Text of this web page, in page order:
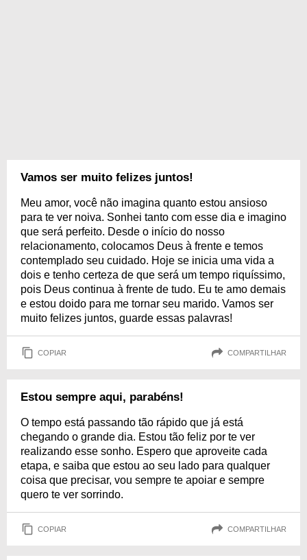
Vamos ser muito felizes juntos!
Meu amor, você não imagina quanto estou ansioso
para te ver noiva. Sonhei tanto com esse dia e imagino
que será perfeito. Desde o início do nosso
relacionamento, colocamos Deus à frente e temos
contemplado seu cuidado. Hoje se inicia uma vida a
dois e tenho certeza de que será um tempo riquíssimo,
pois Deus continua à frente de tudo. Eu te amo demais
e estou doido para me tornar seu marido. Vamos ser
muito felizes juntos, guarde essas palavras!
COPIAR COMPARTILHAR
Estou sempre aqui, parabéns!
O tempo está passando tão rápido que já está
chegando o grande dia. Estou tão feliz por te ver
realizando esse sonho. Espero que aproveite cada
etapa, e saiba que estou ao seu lado para qualquer
coisa que precisar, vou sempre te apoiar e sempre
quero te ver sorrindo.
COPIAR COMPARTILHAR